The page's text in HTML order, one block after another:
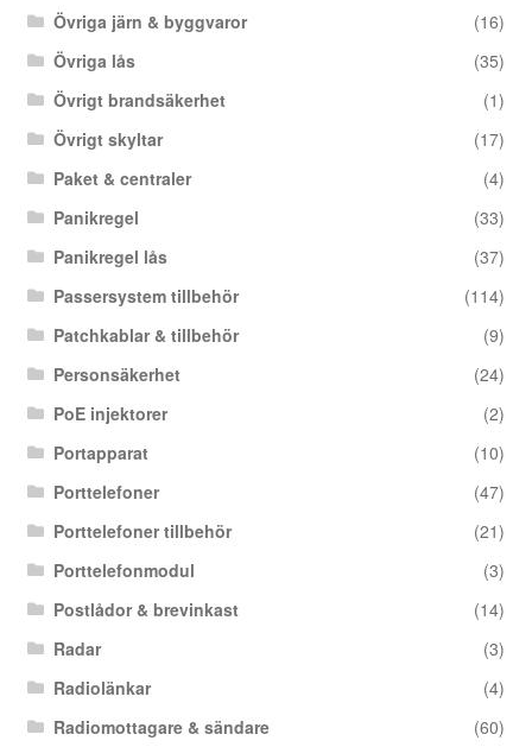
Övriga järn & byggvaror
(16)
Övriga lås
(35)
Övrigt brandsäkerhet
(1)
Övrigt skyltar
(17)
Paket & centraler
(4)
Panikregel
(33)
Panikregel lås
(37)
Passersystem tillbehör
(114)
Patchkablar & tillbehör
(9)
Personsäkerhet
(24)
PoE injektorer
(2)
Portapparat
(10)
Porttelefoner
(47)
Porttelefoner tillbehör
(21)
Porttelefonmodul
(3)
Postlådor & brevinkast
(14)
Radar
(3)
Radiolänkar
(4)
Radiomottagare & sändare
(60)